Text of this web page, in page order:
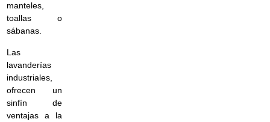
manteles,
toallas o
sábanas.
Las
lavanderías
industriales,
ofrecen un
sinfín de
ventajas a la